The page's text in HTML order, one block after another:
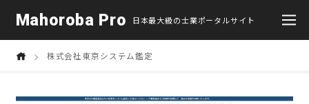
Mahoroba Pro 日本最大級の士業ポータルサイト
株式会社東京システム鑑定